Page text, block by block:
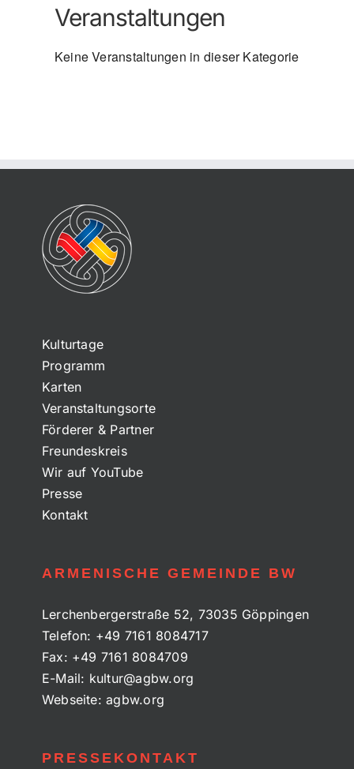
Veranstaltungen
Keine Veranstaltungen in dieser Kategorie
Kulturtage
Programm
Karten
Veranstaltungsorte
Förderer & Partner
Freundeskreis
Wir auf YouTube
Presse
Kontakt
ARMENISCHE GEMEINDE BW
Lerchenbergerstraße 52, 73035 Göppingen
Telefon: +49 7161 8084717
Fax: +49 7161 8084709
E-Mail: kultur@agbw.org
Webseite:agbw.org
PRESSEKONTAKT